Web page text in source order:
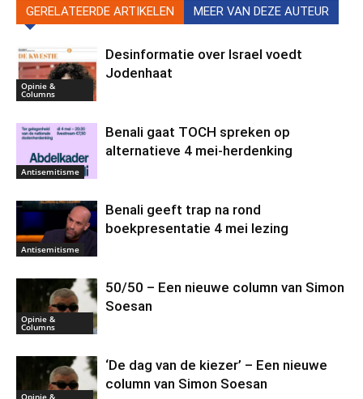
GERELATEERDE ARTIKELEN MEER VAN DEZE AUTEUR
Opinie &
Columns
Desinformatie over Israel voedt
Jodenhaat
Antisemitisme
Benali gaat TOCH spreken op
alternatieve 4 mei-herdenking
Antisemitisme
Benali geeft trap na rond
boekpresentatie 4 mei lezing
Opinie &
Columns
50/50 – Een nieuwe column van Simon
Soesan
Opinie &
‘De dag van de kiezer’ – Een nieuwe
column van Simon Soesan